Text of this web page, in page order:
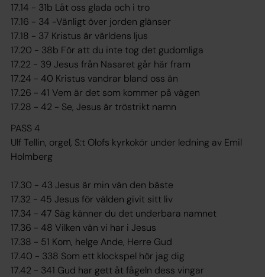
17.14 - 31b Låt oss glada och i tro
17.16 - 34 -Vänligt över jorden glänser
17.18 - 37 Kristus är världens ljus
17.20 - 38b För att du inte tog det gudomliga
17.22 - 39 Jesus från Nasaret går här fram
17.24 - 40 Kristus vandrar bland oss än
17.26 - 41 Vem är det som kommer på vägen
17.28 - 42 - Se, Jesus är tröstrikt namn
PASS 4
Ulf Tellin, orgel, S:t Olofs kyrkokör under ledning av Emil
Holmberg
17.30 - 43 Jesus är min vän den bäste
17.32 - 45 Jesus för välden givit sitt liv
17.34 - 47 Säg känner du det underbara namnet
17.36 - 48 Vilken vän vi har i Jesus
17.38 - 51 Kom, helge Ande, Herre Gud
17.40 - 338 Som ett klockspel hör jag dig
17.42 - 341 Gud har gett åt fågeln dess vingar